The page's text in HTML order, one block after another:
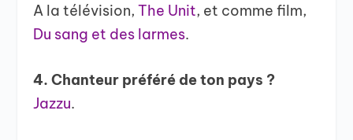
A la télévision,The Unit, et comme film,
Du sang et des larmes.
4. Chanteur préféré de ton pays ?
Jazzu.